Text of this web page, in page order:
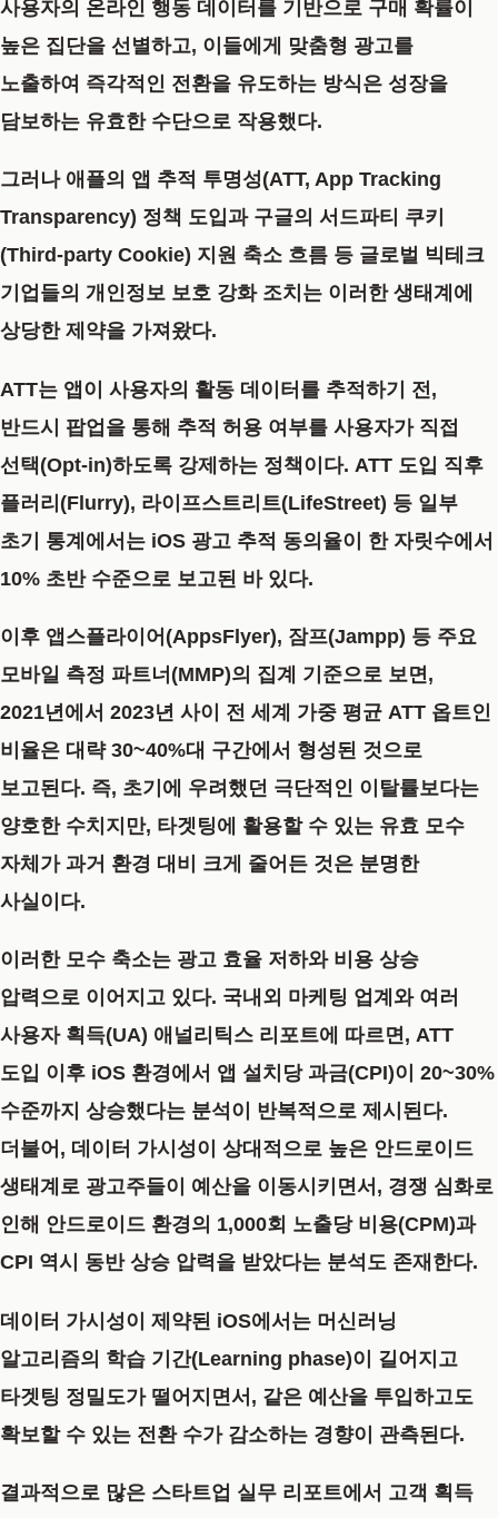
사용자의 온라인 행동 데이터를 기반으로 구매 확률이
높은 집단을 선별하고, 이들에게 맞춤형 광고를
노출하여 즉각적인 전환을 유도하는 방식은 성장을
담보하는 유효한 수단으로 작용했다.
그러나 애플의 앱 추적 투명성(ATT, App Tracking
Transparency) 정책 도입과 구글의 서드파티 쿠키
(Third-party Cookie) 지원 축소 흐름 등 글로벌 빅테크
기업들의 개인정보 보호 강화 조치는 이러한 생태계에
상당한 제약을 가져왔다.
ATT는 앱이 사용자의 활동 데이터를 추적하기 전,
반드시 팝업을 통해 추적 허용 여부를 사용자가 직접
선택(Opt-in)하도록 강제하는 정책이다. ATT 도입 직후
플러리(Flurry), 라이프스트리트(LifeStreet) 등 일부
초기 통계에서는 iOS 광고 추적 동의율이 한 자릿수에서
10% 초반 수준으로 보고된 바 있다.
이후 앱스플라이어(AppsFlyer), 잠프(Jampp) 등 주요
모바일 측정 파트너(MMP)의 집계 기준으로 보면,
2021년에서 2023년 사이 전 세계 가중 평균 ATT 옵트인
비율은 대략 30~40%대 구간에서 형성된 것으로
보고된다. 즉, 초기에 우려했던 극단적인 이탈률보다는
양호한 수치지만, 타겟팅에 활용할 수 있는 유효 모수
자체가 과거 환경 대비 크게 줄어든 것은 분명한
사실이다.
이러한 모수 축소는 광고 효율 저하와 비용 상승
압력으로 이어지고 있다. 국내외 마케팅 업계와 여러
사용자 획득(UA) 애널리틱스 리포트에 따르면, ATT
도입 이후 iOS 환경에서 앱 설치당 과금(CPI)이 20~30%
수준까지 상승했다는 분석이 반복적으로 제시된다.
더불어, 데이터 가시성이 상대적으로 높은 안드로이드
생태계로 광고주들이 예산을 이동시키면서, 경쟁 심화로
인해 안드로이드 환경의 1,000회 노출당 비용(CPM)과
CPI 역시 동반 상승 압력을 받았다는 분석도 존재한다.
데이터 가시성이 제약된 iOS에서는 머신러닝
알고리즘의 학습 기간(Learning phase)이 길어지고
타겟팅 정밀도가 떨어지면서, 같은 예산을 투입하고도
확보할 수 있는 전환 수가 감소하는 경향이 관측된다.
결과적으로 많은 스타트업 실무 리포트에서 고객 획득